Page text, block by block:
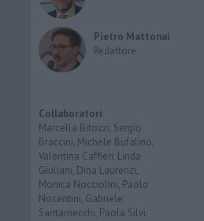
Pietro Mattonai
Redattore
Collaboratori
Marcella Bitozzi, Sergio
Braccini, Michele Bufalino,
Valentina Caffieri, Linda
Giuliani, Dina Laurenzi,
Monica Nocciolini, Paolo
Nocentini, Gabriele
Santarnecchi, Paola Silvi.